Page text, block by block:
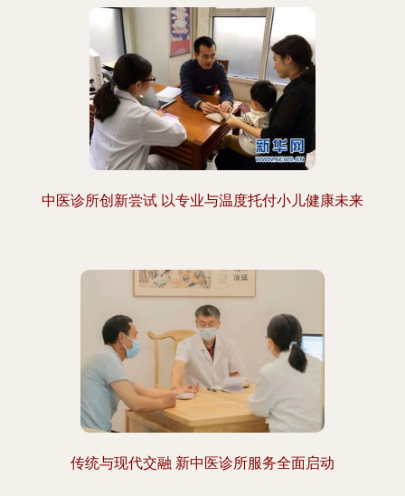
中医诊所创新尝试 以专业与温度托付小儿健康未来
传统与现代交融 新中医诊所服务全面启动